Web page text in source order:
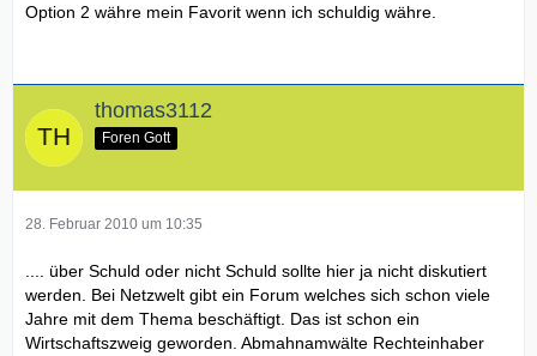
Option 2 währe mein Favorit wenn ich schuldig währe.
thomas3112
Foren Gott
28. Februar 2010 um 10:35
.... über Schuld oder nicht Schuld sollte hier ja nicht diskutiert
werden. Bei Netzwelt gibt ein Forum welches sich schon viele
Jahre mit dem Thema beschäftigt. Das ist schon ein
Wirtschaftszweig geworden. Abmahnamwälte Rechteinhaber